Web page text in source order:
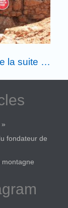
la suite …
fondateur de